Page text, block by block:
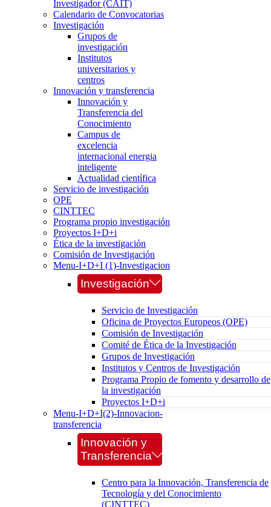
Investigador (CAIT)
Calendario de Convocatorias
Investigación
Grupos de
investigación
Institutos
universitarios y
centros
Innovación y transferencia
Innovación y
Transferencia del
Conocimiento
Campus de
excelencia
internacional energia
inteligente
Actualidad científica
Servicio de investigación
OPE
CINTTEC
Programa propio investigación
Proyectos I+D+i
Ética de la investigación
Comisión de Investigación
Menu-I+D+I (1)-Investigacion
Investigación
Servicio de Investigación
Oficina de Proyectos Europeos (OPE)
Comisión de Investigación
Comité de Ética de la Investigación
Grupos de Investigación
Institutos y Centros de Investigación
Programa Propio de fomento y desarrollo de
la investigación
Proyectos I+D+i
Menu-I+D+I(2)-Innovacion-
transferencia
Innovación y
Transferencia
Centro para la Innovación, Transferencia de
Tecnología y del Conocimiento
(CINTTEC)